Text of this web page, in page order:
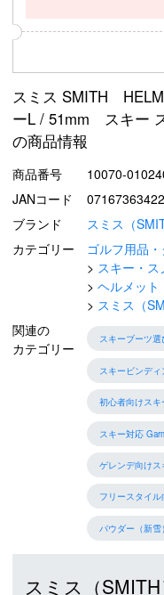
スミス SMITH
ーL / 51mm スキー
の商品情報
商品番号
10070-
JANコード
ブランド
スミス（
カテゴリー
ゴルフ用品
スキー・
ヘルメット
スミス（
関連の
カテゴリー
スキーブーツ
スキービンデ
初心者向けス
スキー対応
ゲレンデ向け
フリースタイ
パウダー（新
スミス（